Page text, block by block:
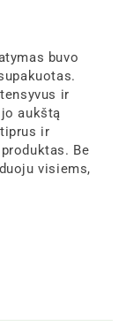
buvo
ir
aukštą
ir
Be
visiems,